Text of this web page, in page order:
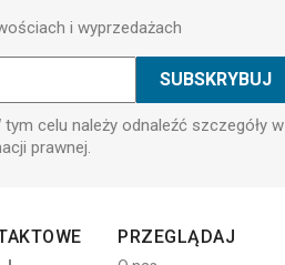
i wyprzedażach
celu należy odnaleźć szczegóły w
prawnej.
PRZEGLĄDAJ